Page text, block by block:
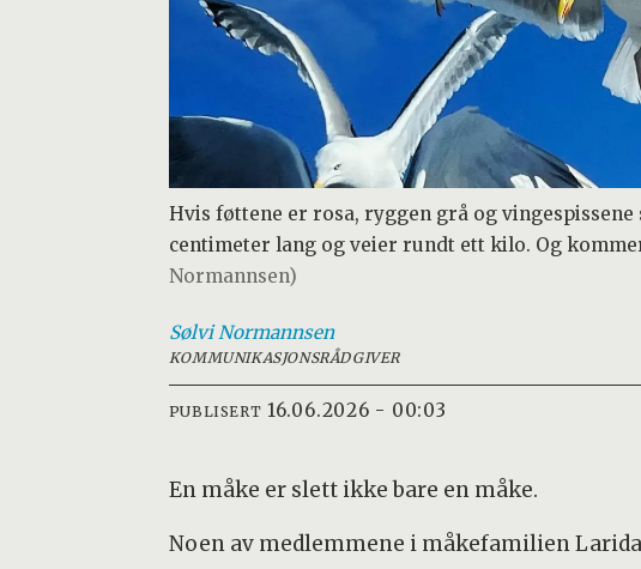
Hvis føttene er rosa, ryggen grå og
centimeter lang og veier rundt ett kilo. Og
Normannsen)
Sølvi Normannsen
KOMMUNIKASJONSRÅDGIVER
PUBLISERT 16.06.2026 - 00:03
En måke er slett ikke bare en måke.
Noen av medlemmene i måkefamilien